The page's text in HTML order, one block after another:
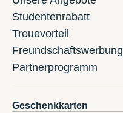
Studentenrabatt
Treuevorteil
Freundschaftswerbung
Partnerprogramm
Geschenkkarten